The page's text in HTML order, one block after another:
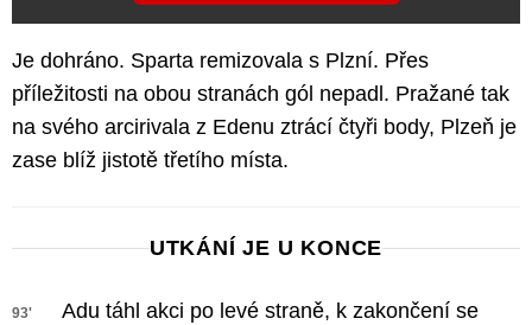
Je dohráno. Sparta remizovala s Plzní. Přes
příležitosti na obou stranách gól nepadl. Pražané tak
na svého arcirivala z Edenu ztrácí čtyři body, Plzeň je
zase blíž jistotě třetího místa.
UTKÁNÍ JE U KONCE
93'
Adu táhl akci po levé straně, k zakončení se